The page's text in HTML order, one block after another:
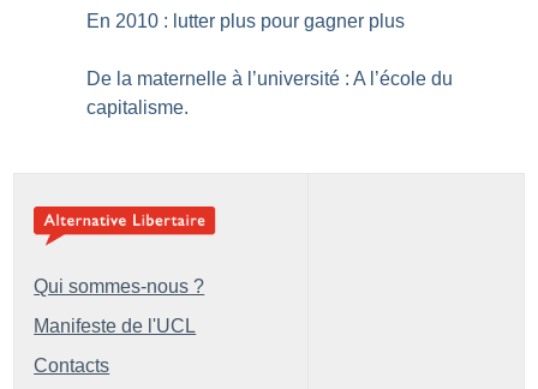
En 2010 : lutter plus pour gagner plus
De la maternelle à l’université : A l’école du
capitalisme.
Qui sommes-nous ?
Manifeste de l'UCL
Contacts